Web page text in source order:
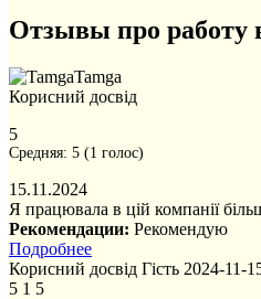
Отзывы про работу
Tamga
Корисний досвід
5
Средняя: 5 (1 голос)
15.11.2024
Я працювала в цій компанії
Рекомендации: Рекомендую
Подробнее
Корисний досвід Гість 2024-11-
5 1 5